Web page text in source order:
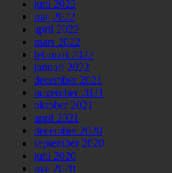
juni 2022
maj 2022
april 2022
mars 2022
februari 2022
januari 2022
december 2021
november 2021
oktober 2021
april 2021
december 2020
september 2020
juni 2020
maj 2020